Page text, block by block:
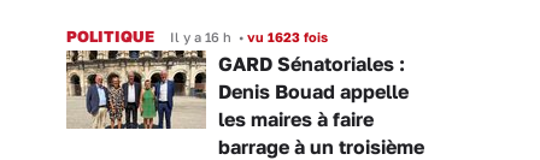
POLITIQUE Il y a 16 h • vu 1623 fois
GARD Sénatoriales :
Denis Bouad appelle
les maires à faire
barrage à un troisième